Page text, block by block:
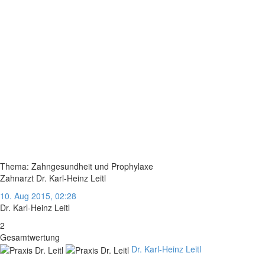
Thema: Zahngesundheit und Prophylaxe
Zahnarzt Dr. Karl-Heinz Leitl
10. Aug 2015, 02:28
Dr. Karl-Heinz Leitl
2
Gesamtwertung
Dr. Karl-Heinz Leitl